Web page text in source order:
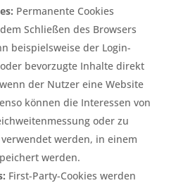
Permanente Cookies
Schließen des Browsers
beispielsweise der Login-
bevorzugte Inhalte direkt
der Nutzer eine Website
können die Interessen von
oder zu
werden, in einem
werden.
First-Party-Cookies werden